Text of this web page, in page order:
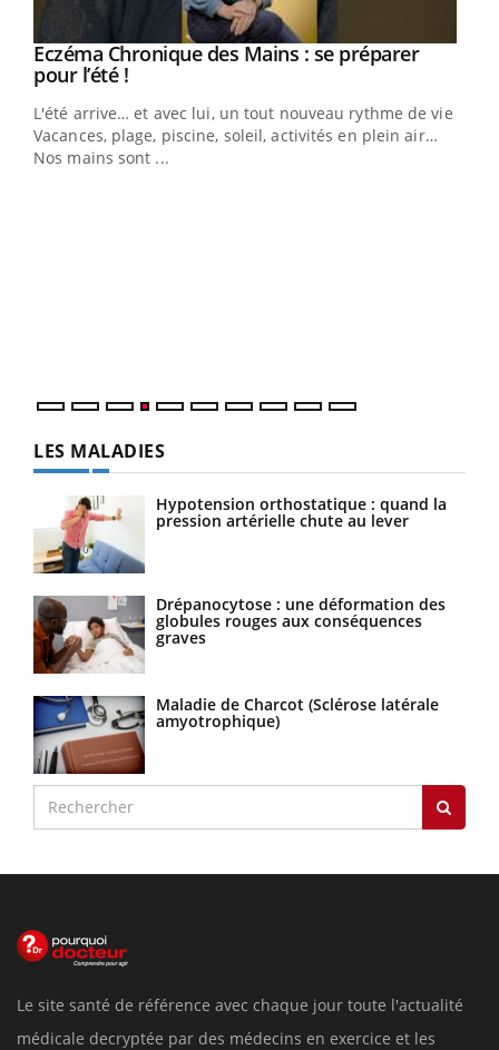
Youtube
Eczéma Chronique des Mains : se préparer
pour l’été !Youtube
L'été arrive… et avec lui, un tout nouveau rythme de vie !
Vacances, plage, piscine, soleil, activités en plein air…
Nos mains sont ...
LES MALADIES
Hypotension orthostatique : quand la
pression artérielle chute au lever
Drépanocytose : une déformation des
globules rouges aux conséquences
graves
Maladie de Charcot (Sclérose latérale
amyotrophique)
Le site santé de référence avec chaque jour toute l'actualité
médicale decryptée par des médecins en exercice et les